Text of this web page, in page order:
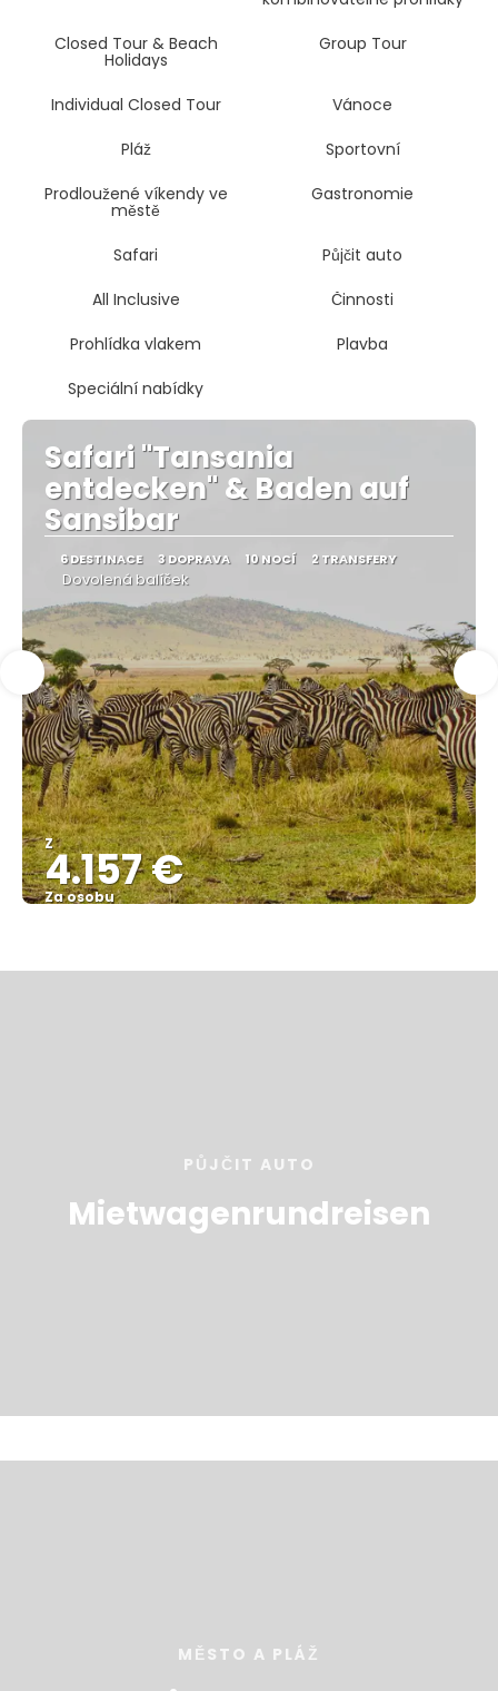
Closed Tour & Beach
Holidays
Group Tour
Individual Closed Tour
Vánoce
Pláž
Sportovní
Prodloužené víkendy ve
městě
Gastronomie
Safari
Půjčit auto
All Inclusive
Činnosti
Prohlídka vlakem
Plavba
Speciální nabídky
Safari "Tansania
entdecken" & Baden auf
Sansibar
6 DESTINACE 3 DOPRAVA 10 NOCÍ 2 TRANSFERY
Dovolená balíček
Z
4.157 €
Za osobu
PŮJČIT AUTO
Mietwagenrundreisen
MĚSTO A PLÁŽ